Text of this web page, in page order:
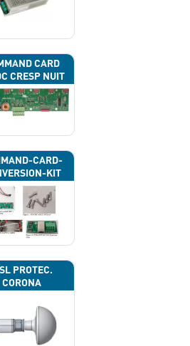
CARD
CRESP NUIT
CARD-
KIT
PROTEC.
CORONA